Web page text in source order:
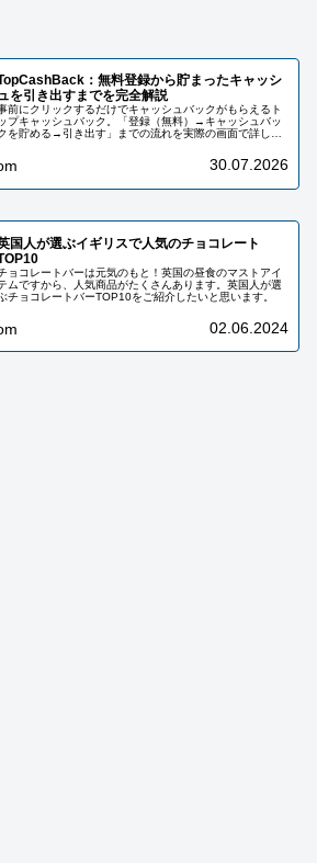
：無料登録から貯まったキャッシ
を引き出すまでを完全解説
前にクリックするだけでキャッシュバックがもらえるト
プキャッシュバック。「登録（無料）→キャッシュバッ
を貯める→引き出す」までの流れを実際の画面で詳しく
30.07.2026
国人が選ぶイギリスで人気のチョコレート
ョコレートバーは元気のもと！英国の昼食のマストアイ
ムですから、人気商品がたくさんあります。英国人が選
ぶチョコレートバーTOP10をご紹介したいと思います。
02.06.2024